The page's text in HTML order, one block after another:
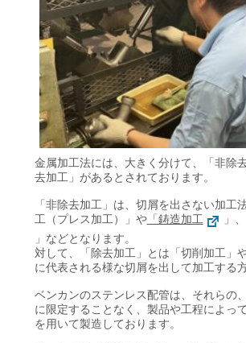
金属加工法には、大きく分けて、「非除
去加工」があるとされております。
「非除去加工」は、切屑を出さない加工
工（プレス加工）」や「鋳造加工 」
」などとなります。
対して、「除去加工」とは「切削加工」
に代表される様な切屑を出して加工する方
ベンカンのステンレス配管は、それらの
に限定することなく、製品や工程によっ
を用いて製造しております。